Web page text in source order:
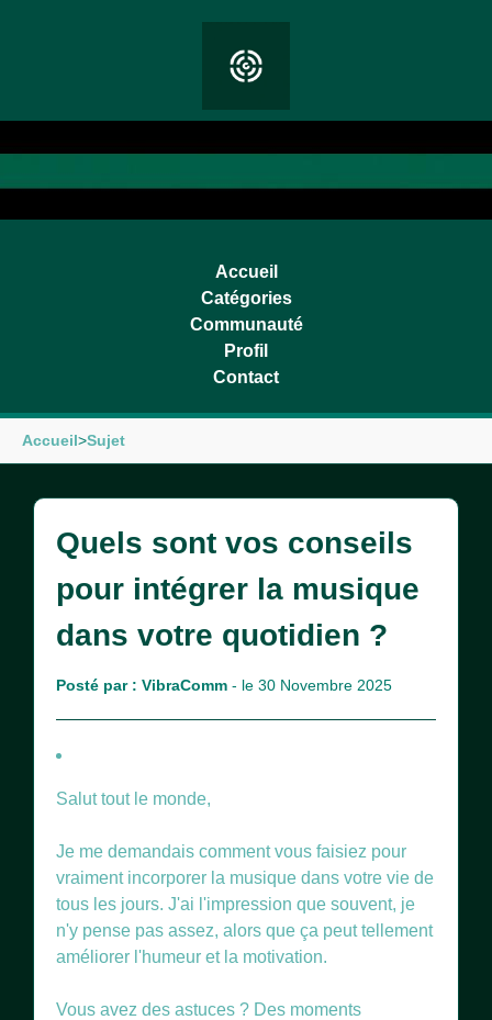
Accueil
Catégories
Communauté
Profil
Contact
Accueil>Sujet
Quels sont vos conseils
pour intégrer la musique
dans votre quotidien ?
Posté par : VibraComm - le 30 Novembre 2025
Salut tout le monde,
Je me demandais comment vous faisiez pour
vraiment incorporer la musique dans votre vie de
tous les jours. J'ai l'impression que souvent, je
n'y pense pas assez, alors que ça peut tellement
améliorer l'humeur et la motivation.
Vous avez des astuces ? Des moments